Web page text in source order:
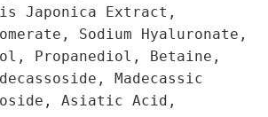
Japonica Extract,
Sodium Hyaluronate,
Propanediol, Betaine,
Madecassic
Asiatic Acid,